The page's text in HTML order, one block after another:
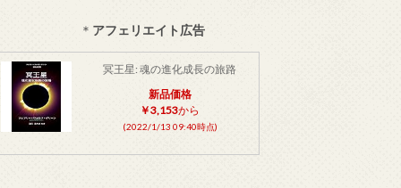
＊ アフェリエイト広告
冥王星: 魂の進化成長の旅路
新品価格
￥3,153から
(2022/1/13 09:40時点)